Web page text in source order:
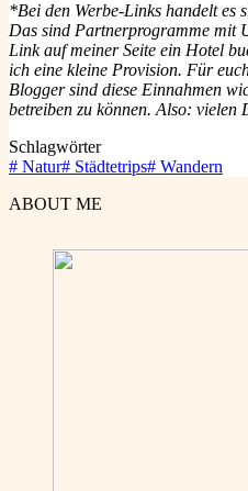
*Bei den Werbe-Links handelt es
Das sind Partnerprogramme mit
Link auf meiner Seite ein Hotel
ich eine kleine Provision. Für
Blogger sind diese Einnahmen
betreiben zu können. Also: vielen
Schlagwörter
# Natur# Städtetrips# Wandern
ABOUT ME